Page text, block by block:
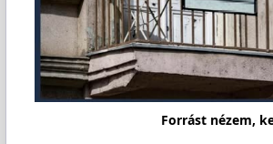
Forrást nézem,